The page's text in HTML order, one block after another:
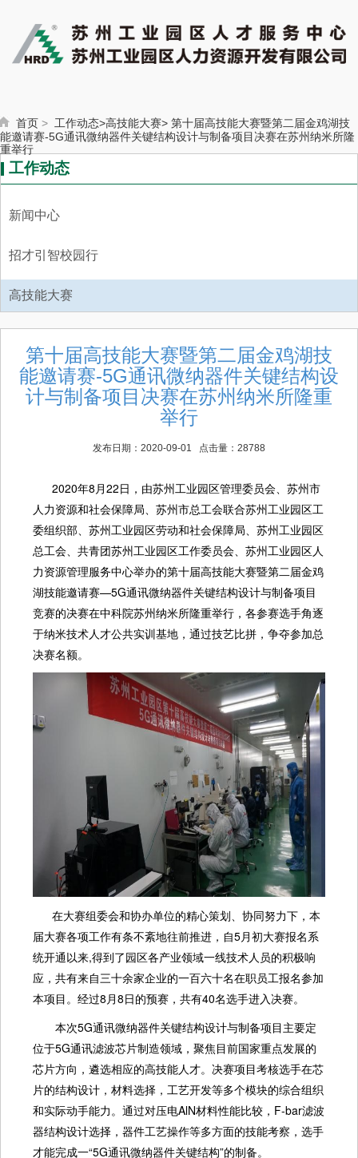
首页 > 工作动态>高技能大赛> 第十届高技能大赛暨第二届金鸡湖技
能邀请赛-5G通讯微纳器件关键结构设计与制备项目决赛在苏州纳米所隆
重举行
工作动态
新闻中心
招才引智校园行
高技能大赛
第十届高技能大赛暨第二届金鸡湖技
能邀请赛-5G通讯微纳器件关键结构设
计与制备项目决赛在苏州纳米所隆重
举行
发布日期：2020-09-01 点击量：28788
2020年8月22日，由苏州工业园区管理委员会、苏州市
人力资源和社会保障局、苏州市总工会联合苏州工业园区工
委组织部、苏州工业园区劳动和社会保障局、苏州工业园区
总工会、共青团苏州工业园区工作委员会、苏州工业园区人
力资源管理服务中心举办的第十届高技能大赛暨第二届金鸡
湖技能邀请赛—5G通讯微纳器件关键结构设计与制备项目
竞赛的决赛在中科院苏州纳米所隆重举行，各参赛选手角逐
于纳米技术人才公共实训基地，通过技艺比拼，争夺参加总
决赛名额。
在大赛组委会和协办单位的精心策划、协同努力下，本
届大赛各项工作有条不紊地往前推进，自5月初大赛报名系
统开通以来,得到了园区各产业领域一线技术人员的积极响
应，共有来自三十余家企业的一百六十名在职员工报名参加
本项目。经过8月8日的预赛，共有40名选手进入决赛。
本次5G通讯微纳器件关键结构设计与制备项目主要定
位于5G通讯滤波芯片制造领域，聚焦目前国家重点发展的
芯片方向，遴选相应的高技能人才。决赛项目考核选手在芯
片的结构设计，材料选择，工艺开发等多个模块的综合组织
和实际动手能力。通过对压电AlN材料性能比较，F-bar滤波
器结构设计选择，器件工艺操作等多方面的技能考察，选手
才能完成一“5G通讯微纳器件关键结构”的制备。